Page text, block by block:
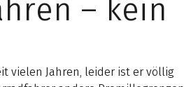
– kein
vielen Jahren, leider ist er völlig